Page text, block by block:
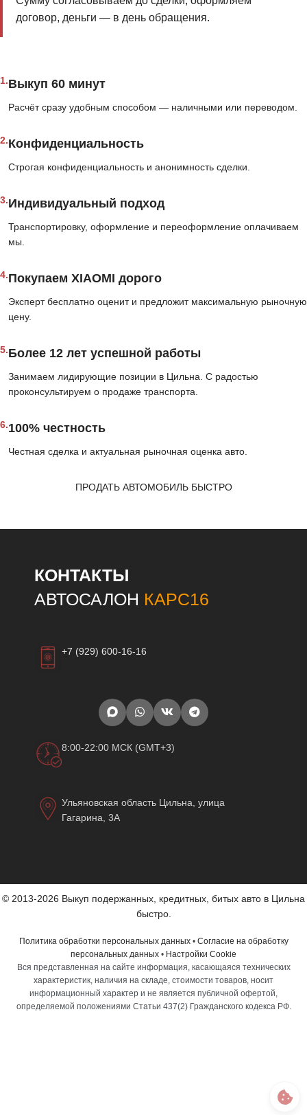
договор, деньги — в день обращения.
1.Выкуп 60 минут
Расчёт сразу удобным способом — наличными или переводом.
2.Конфиденциальность
Строгая конфиденциальность и анонимность сделки.
3.Индивидуальный подход
Транспортировку, оформление и переоформление оплачиваем
мы.
4.Покупаем XIAOMI дорого
Эксперт бесплатно оценит и предложит максимальную рыночную
цену.
5.Более 12 лет успешной работы
Занимаем лидирующие позиции в Цильна. С радостью
проконсультируем о продаже транспорта.
6.100% честность
Честная сделка и актуальная рыночная оценка авто.
ПРОДАТЬ АВТОМОБИЛЬ БЫСТРО
КОНТАКТЫ
АВТОСАЛОН КАРС16
+7 (929) 600-16-16
8:00-22:00 МСК (GMT+3)
Ульяновская область Цильна, улица
Гагарина, 3А
© 2013-2026 Выкуп подержанных, кредитных, битых авто в Цильна
быстро.
Политика обработки персональных данных• Согласие на обработку
персональных данных • Настройки Cookie
Вся представленная на сайте информация, касающаяся технических
характеристик, наличия на складе, стоимости товаров, носит
информационный характер и не является публичной офертой,
определяемой положениями Статьи 437(2) Гражданского кодекса РФ.